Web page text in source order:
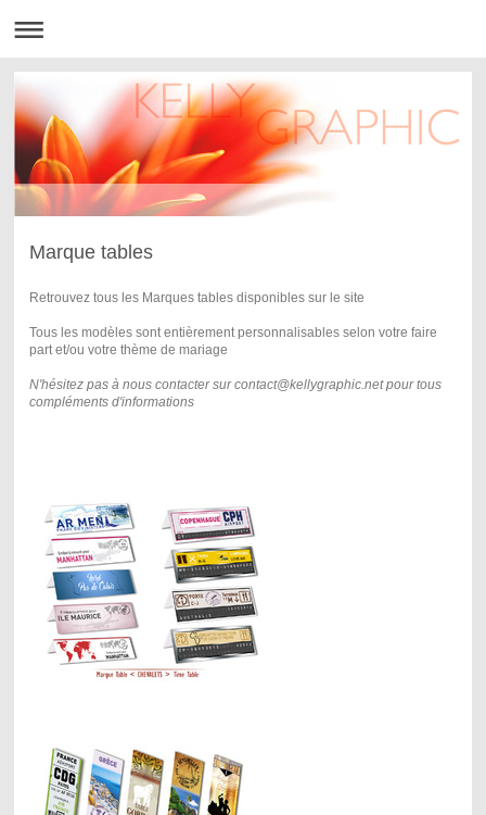
Marque tables
Retrouvez tous les Marques tables disponibles sur le site
Tous les modèles sont entièrement personnalisables selon votre faire
part et/ou votre thème de mariage
N'hésitez pas à nous contacter sur contact@kellygraphic.net pour tous
compléments d'informations